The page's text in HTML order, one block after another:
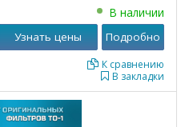
В наличии
В закладки
К сравнению
Узнать цены Подробно